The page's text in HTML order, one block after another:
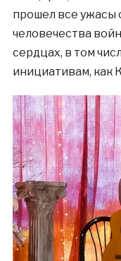
прошел все ужасы
человечества
сердцах, в том
инициативам, как